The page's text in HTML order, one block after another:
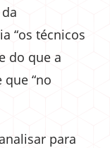
“os técnicos
do que a
“no
para